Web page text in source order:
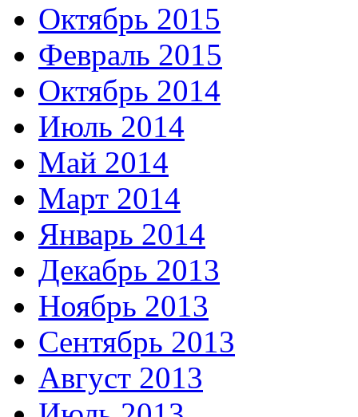
Октябрь 2015
Февраль 2015
Октябрь 2014
Июль 2014
Май 2014
Март 2014
Январь 2014
Декабрь 2013
Ноябрь 2013
Сентябрь 2013
Август 2013